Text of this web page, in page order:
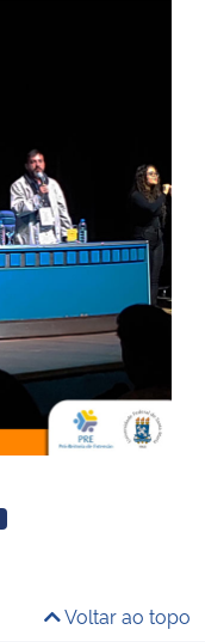
Voltar ao topo